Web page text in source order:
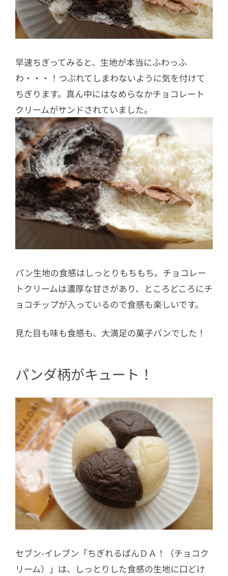
早速ちぎってみると、生地が本当にふわっふ
わ・・・！つぶれてしまわないように気を付けて
ちぎります。真ん中にはなめらなかチョコレート
クリームがサンドされていました。
パン生地の食感はしっとりもちもち。チョコレー
トクリームは濃厚な甘さがあり、ところどころにチ
ョコチップが入っているので食感も楽しいです。
見た目も味も食感も、大満足の菓子パンでした！
パンダ柄がキュート！
セブン-イレブン「ちぎれるぱんＤＡ！（チョコク
リーム）」は、しっとりした食感の生地に口どけ